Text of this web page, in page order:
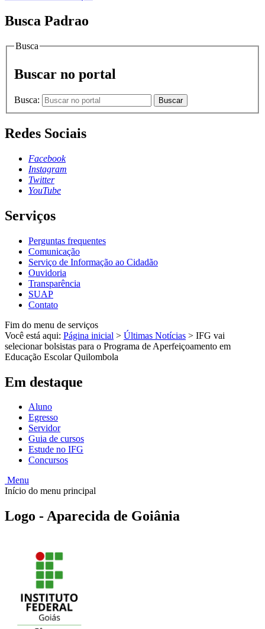
Busca Padrao
Busca
Buscar no portal
Busca: Buscar
Redes Sociais
Facebook
Instagram
Twitter
YouTube
Serviços
Perguntas frequentes
Comunicação
Serviço de Informação ao Cidadão
Ouvidoria
Transparência
SUAP
Contato
Fim do menu de serviços
Você está aqui: Página inicial > Últimas Notícias > IFG vai
selecionar bolsistas para o Programa de Aperfeiçoamento em
Educação Escolar Quilombola
Em destaque
Aluno
Egresso
Servidor
Guia de cursos
Estude no IFG
Concursos
Menu
Início do menu principal
Logo - Aparecida de Goiânia